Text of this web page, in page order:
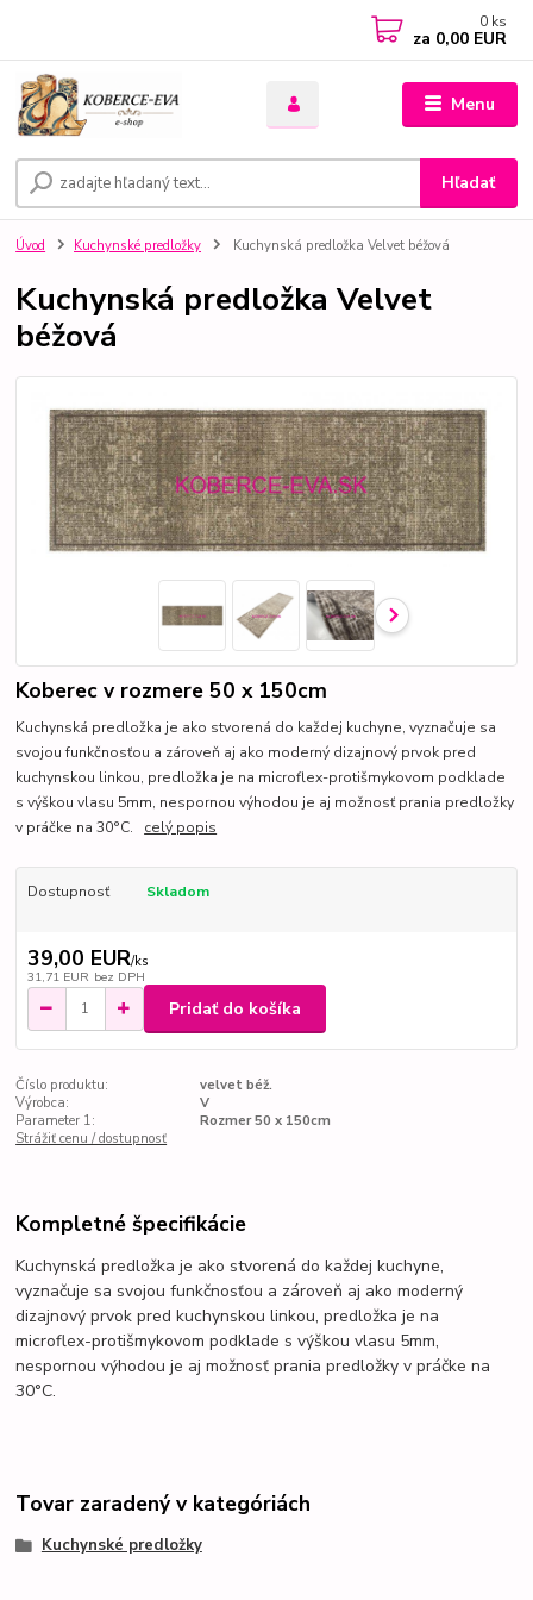
Menu
Hľadať
0 ks
za 0,00 EUR
Úvod Kuchynské predložky Kuchynská predložka Velvet béžová
Kuchynská predložka Velvet
béžová
Koberec v rozmere 50 x 150cm
Kuchynská predložka je ako stvorená do každej kuchyne, vyznačuje sa
svojou funkčnosťou a zároveň aj ako moderný dizajnový prvok pred
kuchynskou linkou, predložka je na microflex-protišmykovom podklade
s výškou vlasu 5mm, nespornou výhodou je aj možnosť prania predložky
v práčke na 30°C. celý popis
Dostupnosť Skladom
39,00 EUR/ks
31,71 EUR bez DPH
Pridať do košíka
Číslo produktu:
velvet béž.
Výrobca:
V
Parameter 1:
Rozmer 50 x 150cm
Strážiť cenu / dostupnosť
Kompletné špecifikácie
Kuchynská predložka je ako stvorená do každej kuchyne,
vyznačuje sa svojou funkčnosťou a zároveň aj ako moderný
dizajnový prvok pred kuchynskou linkou, predložka je na
microflex-protišmykovom podklade s výškou vlasu 5mm,
nespornou výhodou je aj možnosť prania predložky v práčke na
30°C.
Tovar zaradený v kategóriách
Kuchynské predložky